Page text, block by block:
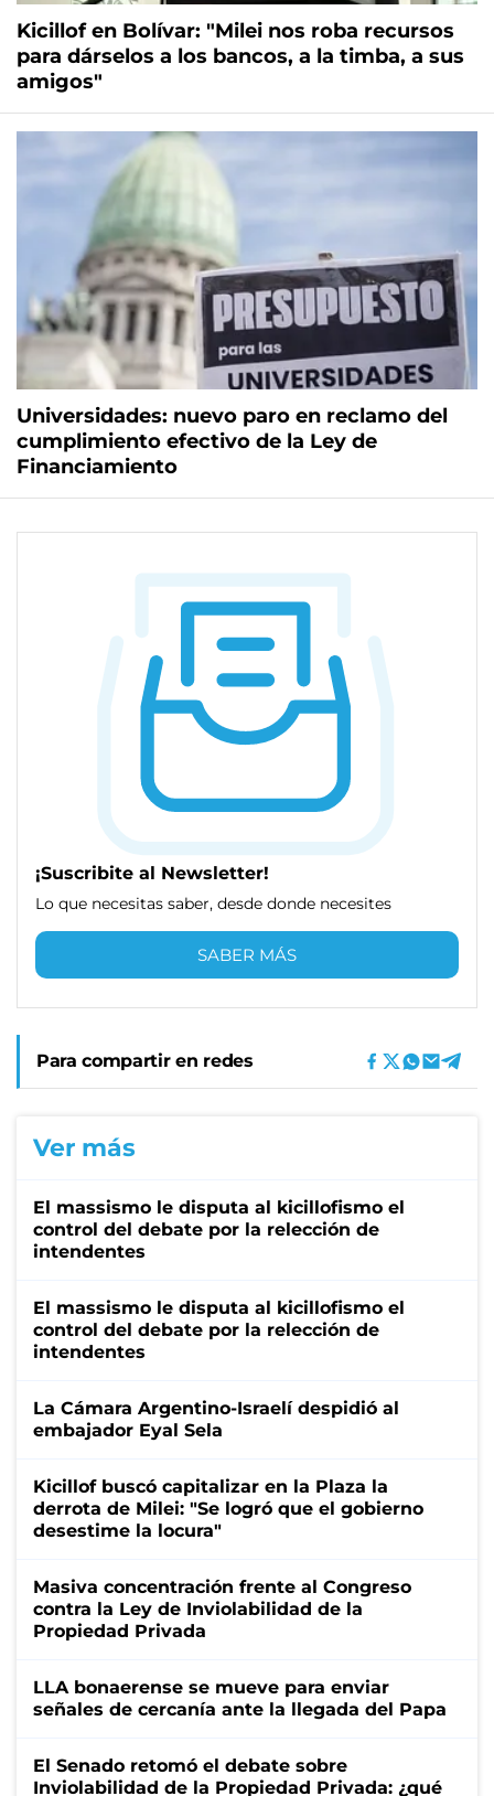
Kicillof en Bolívar: "Milei nos roba recursos
para dárselos a los bancos, a la timba, a sus
amigos"
Universidades: nuevo paro en reclamo del
cumplimiento efectivo de la Ley de
Financiamiento
¡Suscribite al Newsletter!
Lo que necesitas saber, desde donde necesites
SABER MÁS
Para compartir en redes
Ver más
El massismo le disputa al kicillofismo el
control del debate por la relección de
intendentes
El massismo le disputa al kicillofismo el
control del debate por la relección de
intendentes
La Cámara Argentino-Israelí despidió al
embajador Eyal Sela
Kicillof buscó capitalizar en la Plaza la
derrota de Milei: "Se logró que el gobierno
desestime la locura"
Masiva concentración frente al Congreso
contra la Ley de Inviolabilidad de la
Propiedad Privada
LLA bonaerense se mueve para enviar
señales de cercanía ante la llegada del Papa
El Senado retomó el debate sobre
Inviolabilidad de la Propiedad Privada: ¿qué